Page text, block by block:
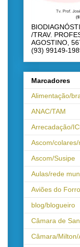
/TRAV.
AGOSTINO,
(93) 99149-
Marcadores
Alimentação/
ANAC/TAM
Arrecadação/
Ascom/colares/
Ascom/Susipe
Aulas/rede
Aviões do Forro
blog/blogueiro
Câmara de
Câmara/Milton/